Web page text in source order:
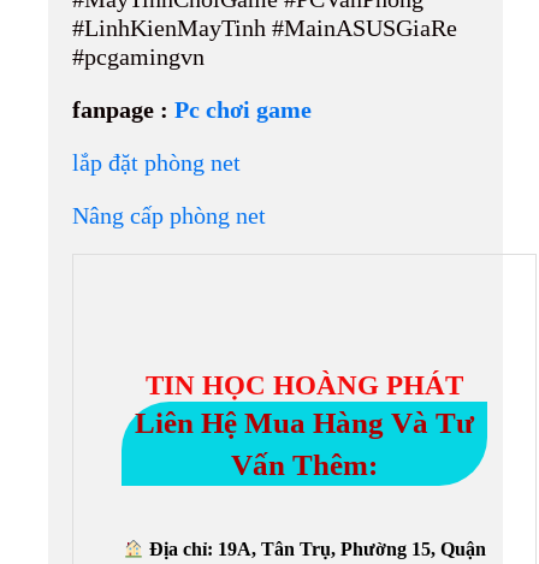
#LinhKienMayTinh #MainASUSGiaRe
#pcgamingvn
fanpage : Pc chơi game
lắp đặt phòng net
Nâng cấp phòng net
TIN HỌC HOÀNG PHÁT
Liên Hệ Mua Hàng Và Tư
Vấn Thêm:
Địa chỉ: 19A, Tân Trụ, Phường 15, Quận